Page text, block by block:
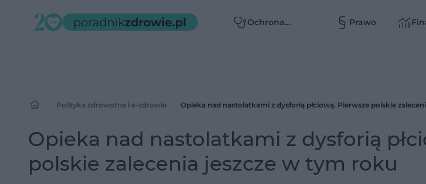
Ochrona
Prawo
Polityka zdrowotna i e-zdrowie Opieka nad nastolatkami z dysforią płciową. Pierwsze polskie
Opieka nad nastolatkami z dysforią
polskie zalecenia jeszcze w tym roku